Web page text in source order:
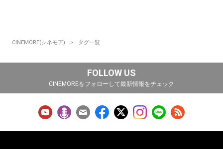
CINEMORE(シネモア) タグ一覧
FOLLOW US
CINEMOREをフォローして最新情報をチェック